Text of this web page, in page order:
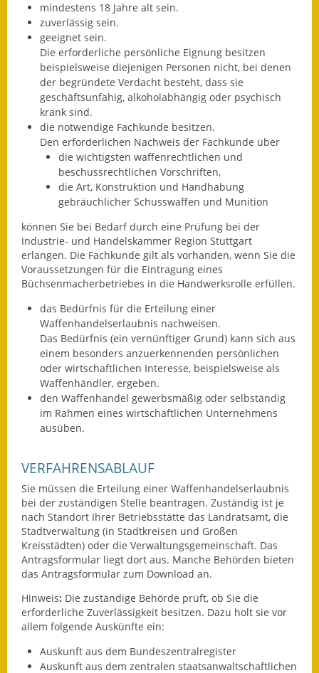
Ausweichfahrplan
Buslinie 168
Zahlen und Fakten
Rathaus
Bauhof Notzingen
Behördenadressen
Beratungsstellen im
Landkreis
Dienstleistungen
Formulare
Fundbehörde
Gemeinderat
Sitzungsberichte 2017
Sitzungsberichte 2018
Sitzungsberichte 2019
Sitzungsberichte 2020
Gemeindeverwaltung
Haushalt & Finanzen
mindestens 18 Jahre alt sein.
zuverlässig sein.
geeignet sein.
Die erforderliche persönliche Eignung besitzen
beispielsweise diejenigen Personen nicht, bei denen
der begründete Verdacht besteht, dass sie
geschäftsunfähig, alkoholabhängig oder psychisch
krank sind.
die notwendige Fachkunde besitzen.
Den erforderlichen Nachweis der Fachkunde über
die wichtigsten waffenrechtlichen und
beschussrechtlichen Vorschriften,
die Art, Konstruktion und Handhabung
gebräuchlicher Schusswaffen und Munition
können Sie bei Bedarf durch eine Prüfung bei der
Industrie- und Handelskammer Region Stuttgart
erlangen. Die Fachkunde gilt als vorhanden, wenn Sie die
Voraussetzungen für die Eintragung eines
Büchsenmacherbetriebes in die Handwerksrolle erfüllen.
das Bedürfnis für die Erteilung einer
Waffenhandelserlaubnis nachweisen.
Das Bedürfnis (ein vernünftiger Grund) kann sich aus
einem besonders anzuerkennenden persönlichen
oder wirtschaftlichen Interesse, beispielsweise als
Waffenhändler, ergeben.
den Waffenhandel gewerbsmäßig oder selbständig
im Rahmen eines wirtschaftlichen Unternehmens
ausüben.
VERFAHRENSABLAUF
Sie müssen die Erteilung einer Waffenhandelserlaubnis
bei der zuständigen Stelle beantragen. Zuständig ist je
nach Standort Ihrer Betriebsstätte das Landratsamt, die
Stadtverwaltung (in Stadtkreisen und Großen
Kreisstädten) oder die Verwaltungsgemeinschaft. Das
Antragsformular liegt dort aus. Manche Behörden bieten
das Antragsformular zum Download an.
Hinweis: Die zuständige Behörde prüft, ob Sie die
erforderliche Zuverlässigkeit besitzen. Dazu holt sie vor
allem folgende Auskünfte ein:
Auskunft aus dem Bundeszentralregister
Auskunft aus dem zentralen staatsanwaltschaftlichen